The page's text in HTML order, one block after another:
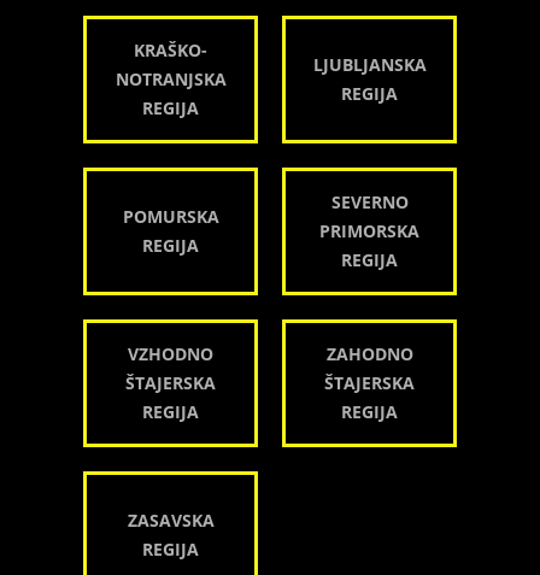
KRAŠKO-
NOTRANJSKA
REGIJA
LJUBLJANSKA
REGIJA
POMURSKA
REGIJA
SEVERNO
PRIMORSKA
REGIJA
VZHODNO
ŠTAJERSKA
REGIJA
ZAHODNO
ŠTAJERSKA
REGIJA
ZASAVSKA
REGIJA